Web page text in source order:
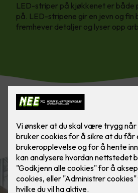
LED-striper på kjøkkenet er både
på. LED-stripene gir en jevn og fin
fremhever detaljer og lyser opp
Fremhev design,
beste trekkene i